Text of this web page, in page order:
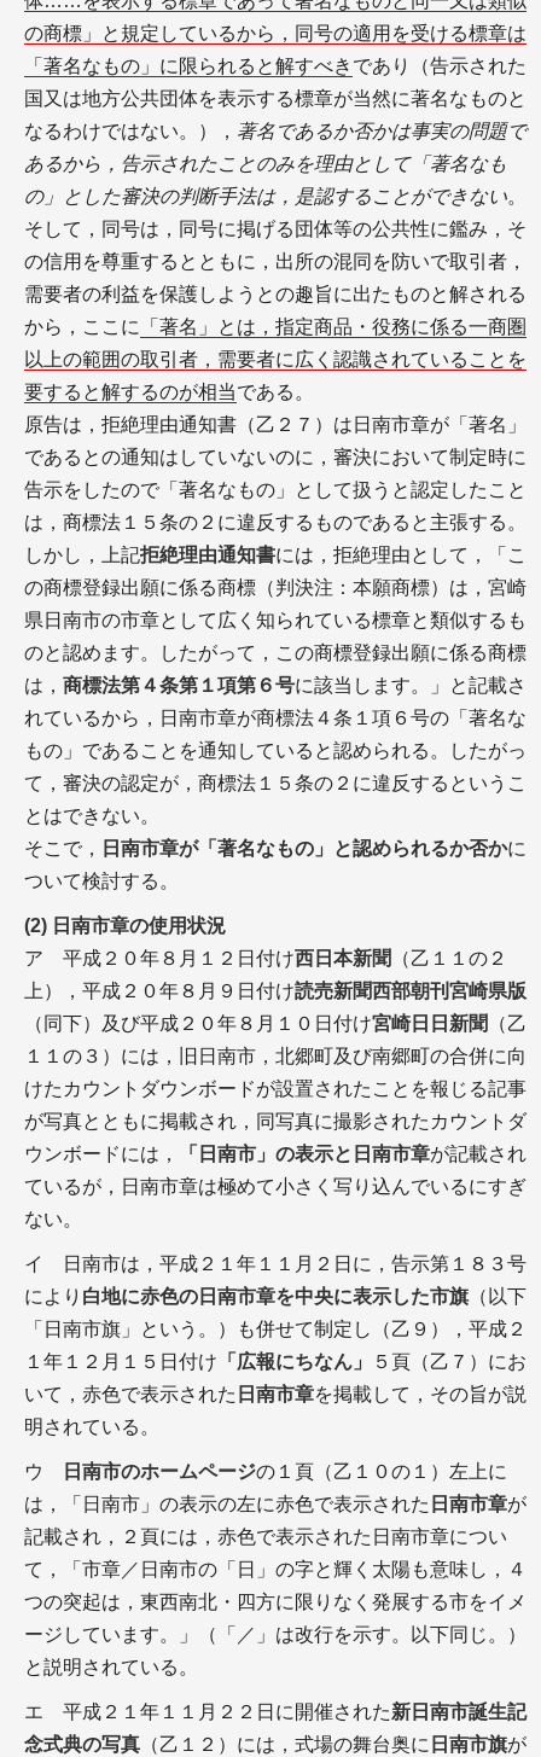
の商標」と規定しているから，同号の適用を受ける標章は
「著名なもの」に限られると解すべき であり（告示された
国又は地方公共団体を表示する標章が当然に著名なものと
なるわけではない。）， 著名であるか否かは事実の問題で
あるから，告示されたことのみを理由として「著名なも
の」とした審決の判断手法は，是認することができない。
そして，同号は，同号に掲げる団体等の公共性に鑑み，そ
の信用を尊重するとともに，出所の混同を防いで取引者，
需要者の利益を保護しようとの趣旨に出たものと解される
から，ここに 「著名」とは，指定商品・役務に係る一商圏
以上の範囲の取引者，需要者に広く認識されていることを
要すると解するのが相当である。
原告は，拒絶理由通知書（乙２７）は日南市章が「著名」
であるとの通知はしていないのに，審決において制定時に
告示をしたので「著名なもの」として扱うと認定したこと
は，商標法１５条の２に違反するものであると主張する。
しかし，上記拒絶理由通知書には，拒絶理由として，「こ
の商標登録出願に係る商標（判決注：本願商標）は，宮崎
県日南市の市章として広く知られている標章と類似するも
のと認めます。したがって，この商標登録出願に係る商標
は， 商標法第４条第１項第６号に該当します。」と記載さ
れているから，日南市章が商標法４条１項６号の「著名な
もの」であることを通知していると認められる。したがっ
て，審決の認定が，商標法１５条の２に違反するというこ
とはできない。
そこで，
日南市章が「著名なもの」と認められるか否かに
ついて検討する。
(2) 日南市章の使用状況
ア 平成２０年８月１２日付け西日本新聞
（乙１１の２
上），平成２０年８月９日付け読売新聞西部朝刊宮崎県版
（同下）及び平成２０年８月１０日付け宮崎日日新聞
（乙
１１の３）には，旧日南市，北郷町及び南郷町の合併に向
けたカウントダウンボードが設置されたことを報じる記事
が写真とともに掲載され，同写真に撮影されたカウントダ
ウンボードには，
「日南市」の表示と日南市章が記載され
ているが，日南市章は極めて小さく写り込んでいるにすぎ
ない。
イ 日南市は，平成２１年１１月２日に，告示第１８３号
により 白地に赤色の日南市章を中央に表示した市旗 （以下
「日南市旗」という。）も併せて制定し（乙９），平成２
１年１２月１５日付け 「広報にちなん」
５頁（乙７）にお
いて，赤色で表示された 日南市章を掲載して，その旨が説
明されている。
ウ 日南市のホームページの１頁（乙１０の１）左上に
は，「日南市」の表示の左に赤色で表示された 日南市章が
記載され，２頁には，赤色で表示された日南市章につい
て，「市章／日南市の「日」の字と輝く太陽も意味し，４
つの突起は，東西南北・四方に限りなく発展する市をイメ
ージしています。」（「／」は改行を示す。以下同じ。）
と説明されている。
エ 平成２１年１１月２２日に開催された新日南市誕生記
念式典の写真 （乙１２）には，式場の舞台奥に 日南市旗が